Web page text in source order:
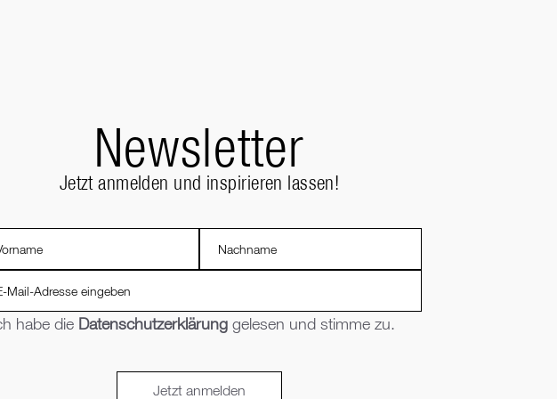
Newsletter
Jetzt anmelden und inspirieren lassen!
habe die Datenschutzerklärung gelesen und stimme zu.
Jetzt anmelden